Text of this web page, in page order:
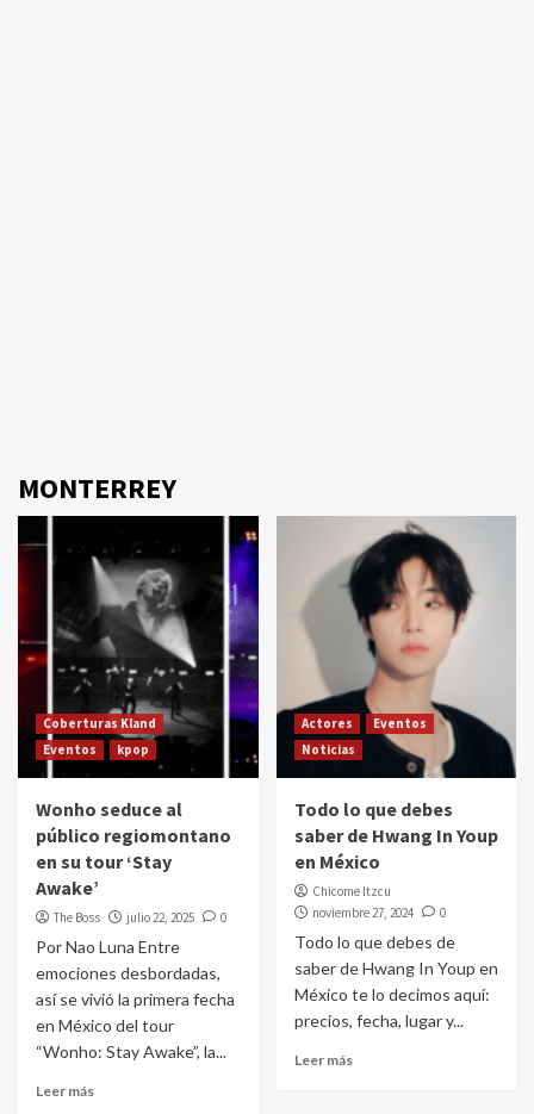
MONTERREY
Coberturas Kland
Eventos
kpop
Wonho seduce al
público regiomontano
en su tour ‘Stay
Awake’
The Boss julio 22, 2025 0
Por Nao Luna Entre
emociones desbordadas,
así se vivió la primera fecha
en México del tour
“Wonho: Stay Awake”, la...
Leer más
Actores
Eventos
Noticias
Todo lo que debes
saber de Hwang In Youp
en México
Chicome Itzcu
noviembre 27, 2024
0
Todo lo que debes de
saber de Hwang In Youp en
México te lo decimos aquí:
precios, fecha, lugar y...
Leer más